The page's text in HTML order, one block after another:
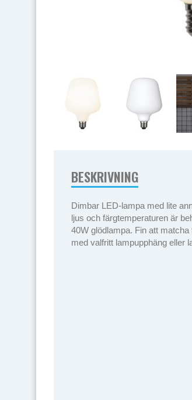
BESKRIVNING
Dimbar LED-lampa med lite
ljus och färgtemperaturen är
40W glödlampa. Fin att
med valfritt lampupphäng eller